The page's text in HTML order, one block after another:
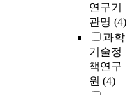
연구기
관명 (4)
과학
기술정
책연구
원 (4)